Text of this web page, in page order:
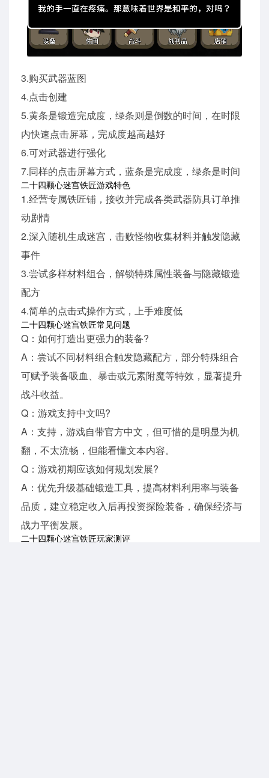
3.购买武器蓝图
4.点击创建
5.黄条是锻造完成度，绿条则是倒数的时间，在时限
内快速点击屏幕，完成度越高越好
6.可对武器进行强化
7.同样的点击屏幕方式，蓝条是完成度，绿条是时间
二十四颗心迷宫铁匠游戏特色
1.经营专属铁匠铺，接收并完成各类武器防具订单推
动剧情
2.深入随机生成迷宫，击败怪物收集材料并触发隐藏
事件
3.尝试多样材料组合，解锁特殊属性装备与隐藏锻造
配方
4.简单的点击式操作方式，上手难度低
二十四颗心迷宫铁匠常见问题
Q：如何打造出更强力的装备?
A：尝试不同材料组合触发隐藏配方，部分特殊组合
可赋予装备吸血、暴击或元素附魔等特效，显著提升
战斗收益。
Q：游戏支持中文吗?
A：支持，游戏自带官方中文，但可惜的是明显为机
翻，不太流畅，但能看懂文本内容。
Q：游戏初期应该如何规划发展?
A：优先升级基础锻造工具，提高材料利用率与装备
品质，建立稳定收入后再投资探险装备，确保经济与
战力平衡发展。
二十四颗心迷宫铁匠玩家测评